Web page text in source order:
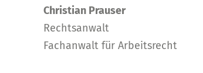
Christian Prauser
Rechtsanwalt
Fachanwalt für Arbeitsrecht